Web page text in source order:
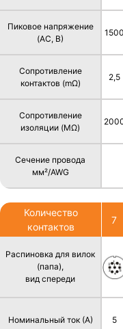
Пиковое напряжение
(AC, В)
Сопротивление
контактов (mΩ)
Сопротивление
изоляции (MΩ)
Сечение провода
мм²/AWG
1500
2,5
Количество
контактов
Распиновка для вилок
(папа),
вид спереди
Номинальный ток (А)
7
5